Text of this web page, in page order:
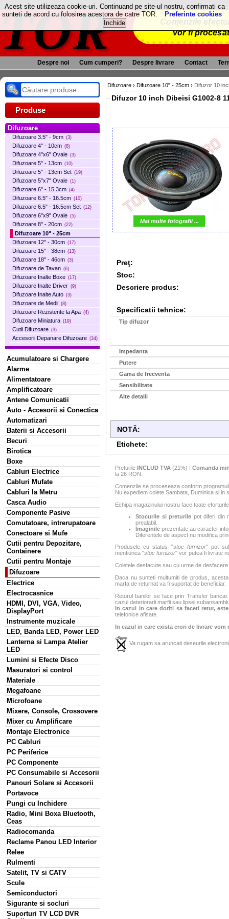
TOR
Comenzile
vor fi
Despre noi Cum cumperi? Despre livrare Contact
Produse
Difuzoare
Difuzoare 3.5" - 9cm (3)
Difuzoare 4" - 10cm (8)
Difuzoare 4"x6" Ovale (3)
Difuzoare 5" - 13cm (10)
Difuzoare 5" - 13cm Set (19)
Difuzoare 5"x7" Ovale (1)
Difuzoare 6" - 15.3cm (4)
Difuzoare 6.5" - 16.5cm (10)
Difuzoare 6.5" - 16.5cm Set (12)
Difuzoare 6"x9" Ovale (5)
Difuzoare 8" - 20cm (22)
Difuzoare 10" - 25cm
Difuzoare 12" - 30cm (17)
Difuzoare 15" - 38cm (13)
Difuzoare 18" - 46cm (3)
Difuzoare de Tavan (6)
Difuzoare Inalte Boxe (17)
Difuzoare Inalte Driver (9)
Difuzoare Inalte Auto (3)
Difuzoare de Medii (8)
Difuzoare Rezistente la Apa (4)
Difuzoare Miniatura (19)
Cutii Difuzoare (3)
Accesorii Depanare Difuzoare (34)
Acumulatoare si Chargere
Alarme
Alimentatoare
Amplificatoare
Antene Comunicatii
Auto - Accesorii si Conectica
Automatizari
Baterii si Accesorii
Becuri
Birotica
Boxe
Cabluri Electrice
Cabluri Mufate
Cabluri la Metru
Casca Audio
Componente Pasive
Comutatoare, intrerupatoare
Conectoare si Mufe
Cutii pentru Depozitare,
Containere
Cutii pentru Montaje
Difuzoare
Electrice
Electrocasnice
HDMI, DVI, VGA, Video,
DisplayPort
Instrumente muzicale
LED, Banda LED, Power LED
Lanterna si Lampa Atelier
LED
Lumini si Efecte Disco
Masuratori si control
Materiale
Megafoane
Microfoane
Mixere, Console, Crossovere
Mixer cu Amplificare
Montaje Electronice
PC Cabluri
PC Periferice
PC Componente
PC Consumabile si Accesorii
Panouri Solare si Accesorii
Portavoce
Pungi cu Inchidere
Radio, Mini Boxa Bluetooth,
Ceas
Radiocomanda
Reclame Panou LED Interior
Relee
Rulmenti
Satelit, TV si CATV
Scule
Semiconductori
Sigurante si socluri
Suporturi TV LCD DVR
Difuzoare › Difuzoare 10" - 25cm › Difuzor 10
Difuzor 10 inch Dibeisi G1002-
Mai multe fotografii ...
Preţ:
Stoc:
Descriere produs:
Specificatii tehnice:
Tip difuzor
Impedanta
Putere
Gama de frecventa
Sensibilitate
Alte detalii
NOTĂ:
Etichete:
Preturile INCLUD TVA (21%) ! Comanda
la 26 RON.
Comenzile se proceseaza conform
Nu expediem colete Sambata, Duminica si in
Echipa magazinului nostru face toate
Stocurile si preturile pot diferi din
prealabil.
Imaginile prezentate au caracter
Diferentele de aspect nu modifica
Produsele cu status "stoc furnizor" pot
mentiunea "stoc furnizor" vor putea fi livrate
Coletele desfacute sau cu urme de
Daca nu sunteti multumiti de produs,
marfa de returnat va fi suportat de beneficiar.
Returul banilor se face prin Transfer
cazul deteriorarii marfii sau lipsei
In cazul in care doriti sa faceti retur,
telefonice afisate.
In cazul in care exista erori de livrare
Va rugam sa aruncati deseurile
Acest site utilizeaza cookie-uri. Continuand pe site-ul nostru, confirmati ca
sunteti de acord cu folosirea acestora de catre TOR.
Preferinte cookies